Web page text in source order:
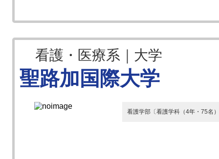
看護・医療系｜大学
聖路加国際大学
看護学部〔看護学科（4年・75名